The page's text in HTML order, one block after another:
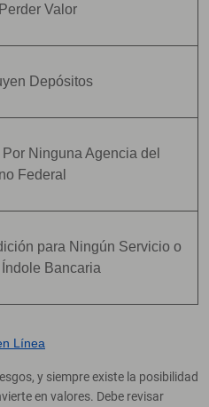
Valor
Depósitos
Ninguna Agencia del
Federal
para Ningún Servicio o
Bancaria
Línea
y siempre existe la posibilidad
en valores. Debe revisar